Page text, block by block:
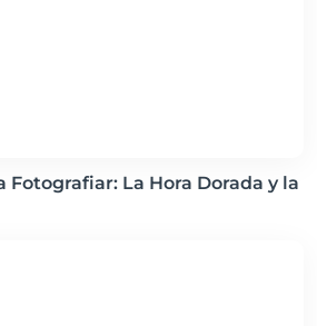
Fotografiar: La Hora Dorada y la